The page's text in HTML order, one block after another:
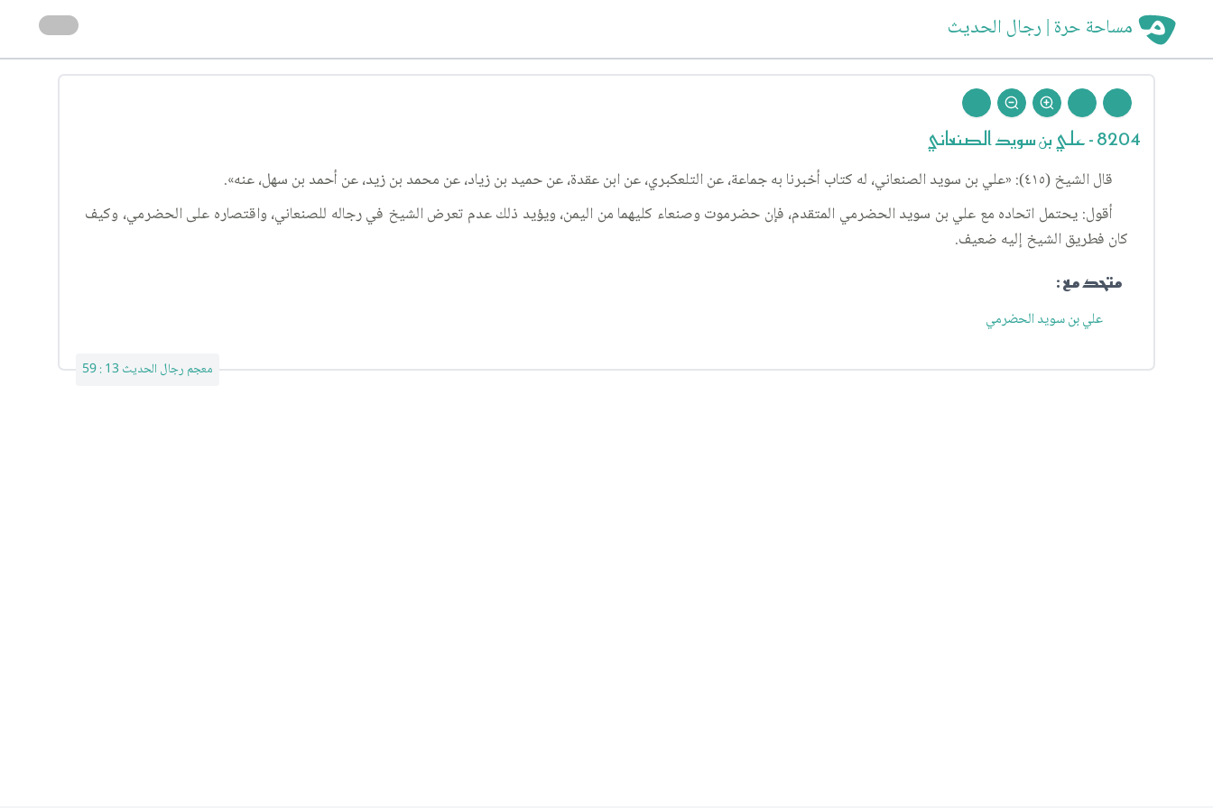
مساحة حرة | رجال الحديث
8204 - علي بن سويد الصنعاني
قال الشيخ (٤١٥): «علي بن سويد الصنعاني، له كتاب أخبرنا به جماعة، عن التلعكبري، عن ابن عقدة، عن حميد بن زياد، عن محمد بن زيد، عن أحمد بن سهل، عنه».
أقول: يحتمل اتحاده مع علي بن سويد الحضرمي المتقدم، فإن حضرموت وصنعاء كليهما من اليمن، ويؤيد ذلك عدم تعرض الشيخ في رجاله للصنعاني، واقتصاره على الحضرمي، وكيف
كان فطريق الشيخ إليه ضعيف.
متحد مع :
علي بن سويد الحضرمي
معجم رجال الحديث 13 : 59